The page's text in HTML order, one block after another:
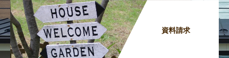
資料請求